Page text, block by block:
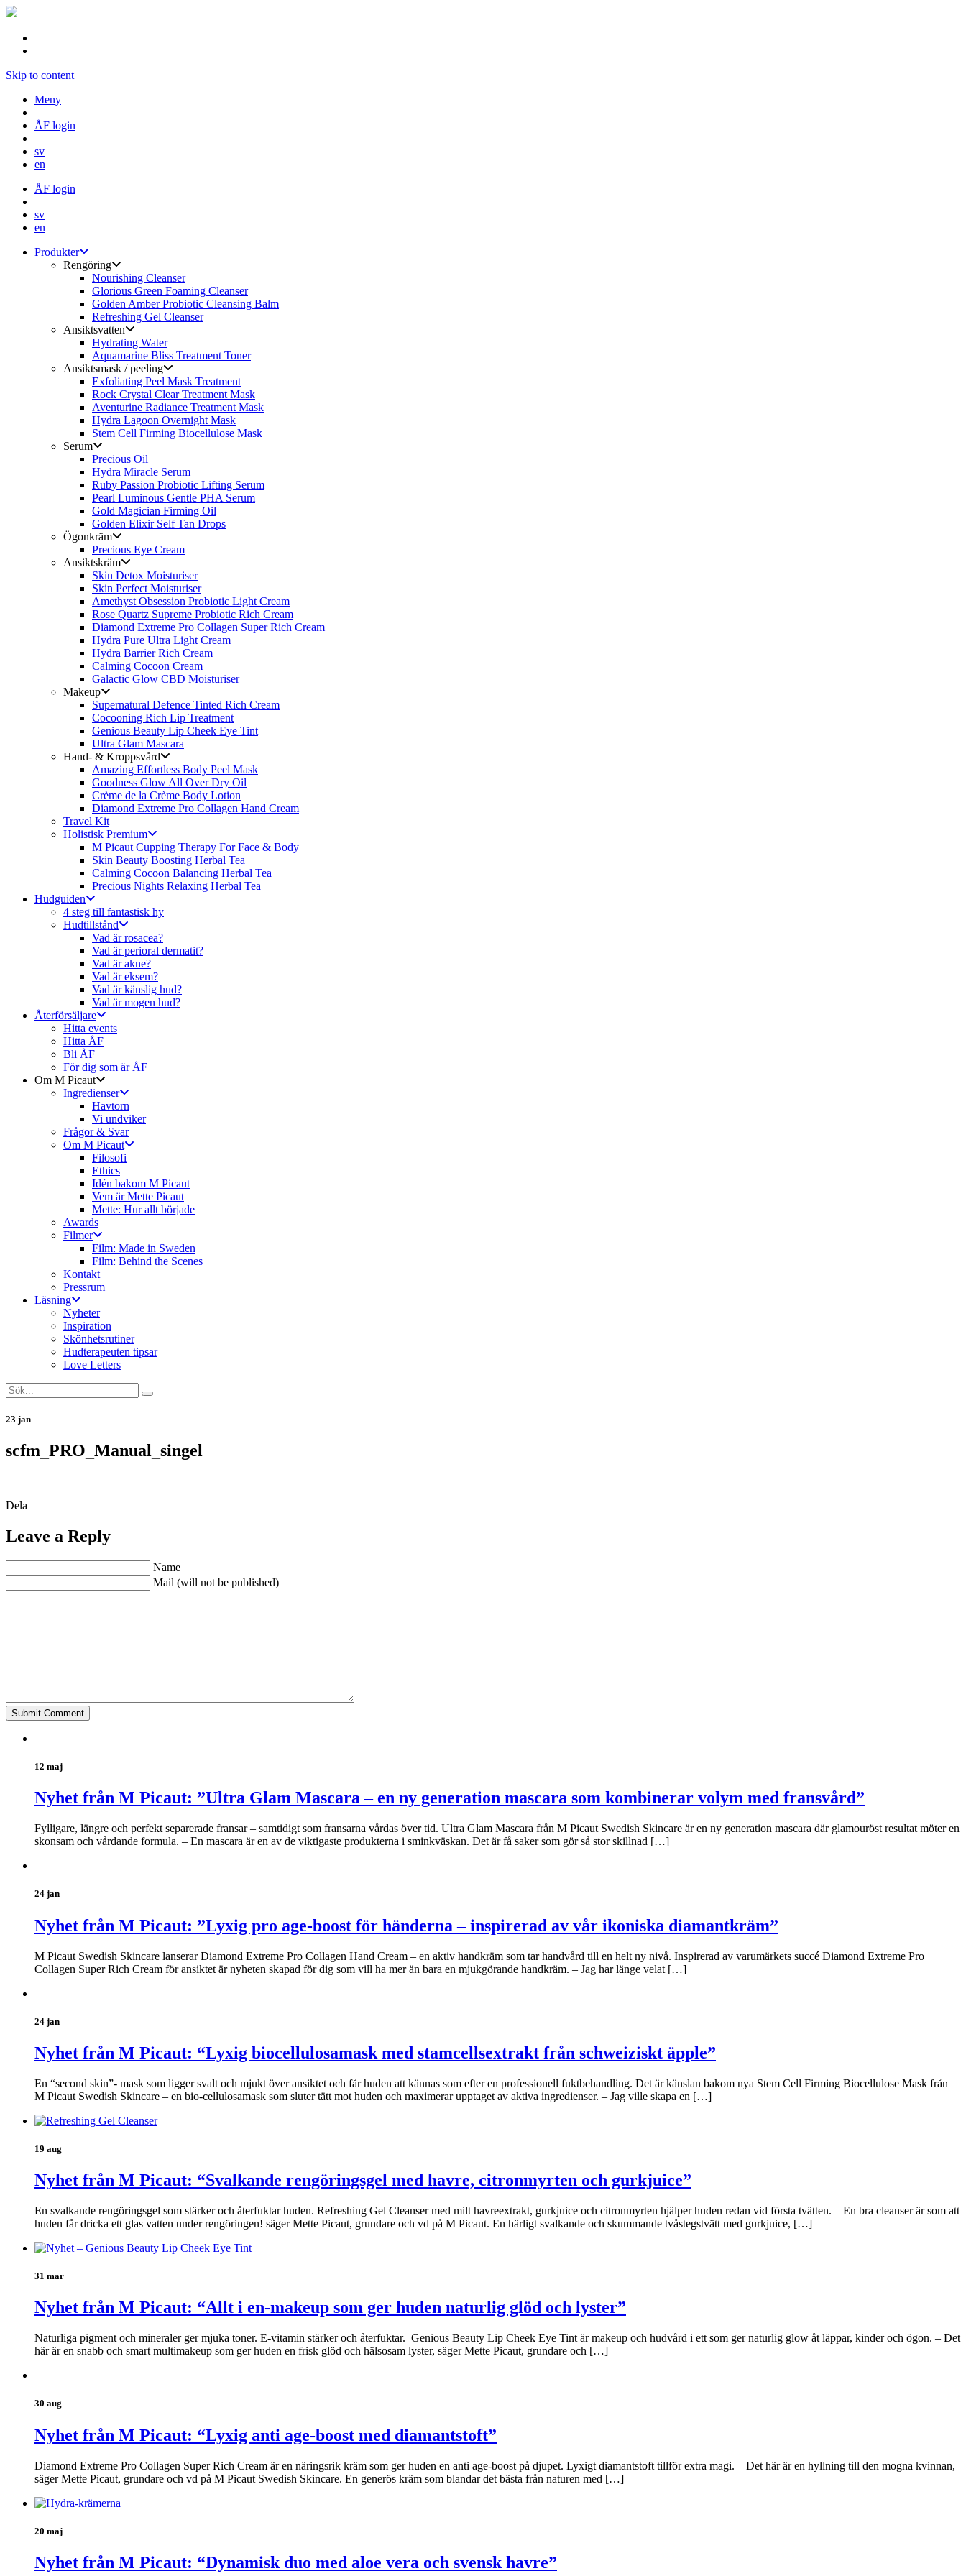
Skip to content
Meny
ÅF login
sv
en
ÅF login
sv
en
Produkter
Rengöring
Nourishing Cleanser
Glorious Green Foaming Cleanser
Golden Amber Probiotic Cleansing Balm
Refreshing Gel Cleanser
Ansiktsvatten
Hydrating Water
Aquamarine Bliss Treatment Toner
Ansiktsmask / peeling
Exfoliating Peel Mask Treatment
Rock Crystal Clear Treatment Mask
Aventurine Radiance Treatment Mask
Hydra Lagoon Overnight Mask
Stem Cell Firming Biocellulose Mask
Serum
Precious Oil
Hydra Miracle Serum
Ruby Passion Probiotic Lifting Serum
Pearl Luminous Gentle PHA Serum
Gold Magician Firming Oil
Golden Elixir Self Tan Drops
Ögonkräm
Precious Eye Cream
Ansiktskräm
Skin Detox Moisturiser
Skin Perfect Moisturiser
Amethyst Obsession Probiotic Light Cream
Rose Quartz Supreme Probiotic Rich Cream
Diamond Extreme Pro Collagen Super Rich Cream
Hydra Pure Ultra Light Cream
Hydra Barrier Rich Cream
Calming Cocoon Cream
Galactic Glow CBD Moisturiser
Makeup
Supernatural Defence Tinted Rich Cream
Cocooning Rich Lip Treatment
Genious Beauty Lip Cheek Eye Tint
Ultra Glam Mascara
Hand- & Kroppsvård
Amazing Effortless Body Peel Mask
Goodness Glow All Over Dry Oil
Crème de la Crème Body Lotion
Diamond Extreme Pro Collagen Hand Cream
Travel Kit
Holistisk Premium
M Picaut Cupping Therapy For Face & Body
Skin Beauty Boosting Herbal Tea
Calming Cocoon Balancing Herbal Tea
Precious Nights Relaxing Herbal Tea
Hudguiden
4 steg till fantastisk hy
Hudtillstånd
Vad är rosacea?
Vad är perioral dermatit?
Vad är akne?
Vad är eksem?
Vad är känslig hud?
Vad är mogen hud?
Återförsäljare
Hitta events
Hitta ÅF
Bli ÅF
För dig som är ÅF
Om M Picaut
Ingredienser
Havtorn
Vi undviker
Frågor & Svar
Om M Picaut
Filosofi
Ethics
Idén bakom M Picaut
Vem är Mette Picaut
Mette: Hur allt började
Awards
Filmer
Film: Made in Sweden
Film: Behind the Scenes
Kontakt
Pressrum
Läsning
Nyheter
Inspiration
Skönhetsrutiner
Hudterapeuten tipsar
Love Letters
23 jan
scfm_PRO_Manual_singel
Dela
Leave a Reply
Name
Mail (will not be published)
12 maj
Nyhet från M Picaut: ”Ultra Glam Mascara – en ny generation mascara som kombinerar volym med fransvård”
Fylligare, längre och perfekt separerade fransar – samtidigt som fransarna vårdas över tid. Ultra Glam Mascara från M Picaut Swedish Skincare är en ny generation mascara där glamouröst resultat möter en
skonsam och vårdande formula. – En mascara är en av de viktigaste produkterna i sminkväskan. Det är få saker som gör så stor skillnad […]
24 jan
Nyhet från M Picaut: ”Lyxig pro age-boost för händerna – inspirerad av vår ikoniska diamantkräm”
M Picaut Swedish Skincare lanserar Diamond Extreme Pro Collagen Hand Cream – en aktiv handkräm som tar handvård till en helt ny nivå. Inspirerad av varumärkets succé Diamond Extreme Pro
Collagen Super Rich Cream för ansiktet är nyheten skapad för dig som vill ha mer än bara en mjukgörande handkräm. – Jag har länge velat […]
24 jan
Nyhet från M Picaut: “Lyxig biocellulosamask med stamcellsextrakt från schweiziskt äpple”
En “second skin”- mask som ligger svalt och mjukt över ansiktet och får huden att kännas som efter en professionell fuktbehandling. Det är känslan bakom nya Stem Cell Firming Biocellulose Mask från
M Picaut Swedish Skincare – en bio-cellulosamask som sluter tätt mot huden och maximerar upptaget av aktiva ingredienser. – Jag ville skapa en […]
19 aug
Nyhet från M Picaut: “Svalkande rengöringsgel med havre, citronmyrten och gurkjuice”
En svalkande rengöringsgel som stärker och återfuktar huden. Refreshing Gel Cleanser med milt havreextrakt, gurkjuice och citronmyrten hjälper huden redan vid första tvätten. – En bra cleanser är som att
huden får dricka ett glas vatten under rengöringen! säger Mette Picaut, grundare och vd på M Picaut. En härligt svalkande och skummande tvåstegstvätt med gurkjuice, […]
31 mar
Nyhet från M Picaut: “Allt i en-makeup som ger huden naturlig glöd och lyster”
Naturliga pigment och mineraler ger mjuka toner. E-vitamin stärker och återfuktar. Genious Beauty Lip Cheek Eye Tint är makeup och hudvård i ett som ger naturlig glow åt läppar, kinder och ögon. – Det
här är en snabb och smart multimakeup som ger huden en frisk glöd och hälsosam lyster, säger Mette Picaut, grundare och […]
30 aug
Nyhet från M Picaut: “Lyxig anti age-boost med diamantstoft”
Diamond Extreme Pro Collagen Super Rich Cream är en näringsrik kräm som ger huden en anti age-boost på djupet. Lyxigt diamantstoft tillför extra magi. – Det här är en hyllning till den mogna kvinnan,
säger Mette Picaut, grundare och vd på M Picaut Swedish Skincare. En generös kräm som blandar det bästa från naturen med […]
20 maj
Nyhet från M Picaut: “Dynamisk duo med aloe vera och svensk havre”